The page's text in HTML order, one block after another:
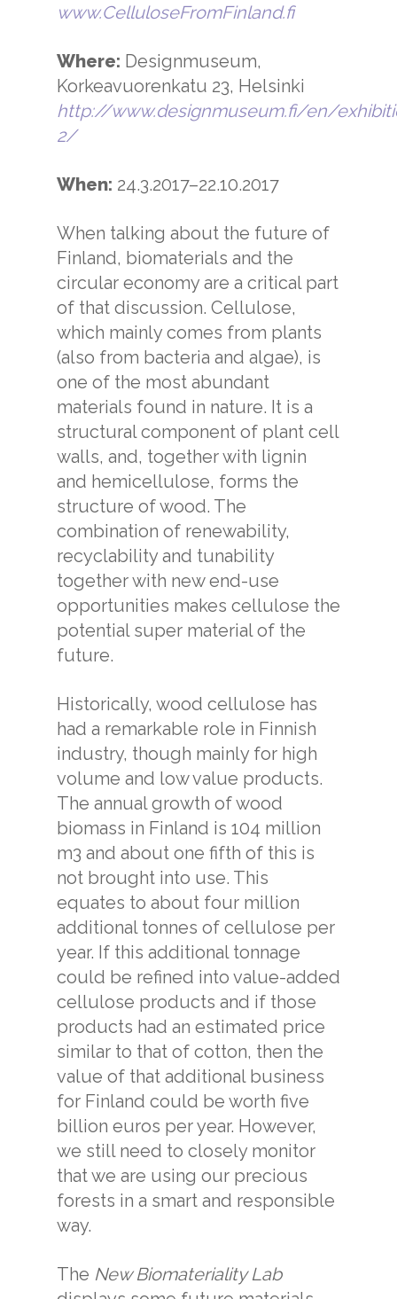
www.CelluloseFromFinland.fi
Where: Designmuseum,
Korkeavuorenkatu 23, Helsinki
http://www.designmuseum.fi/en/
2/
When: 24.3.2017–22.10.2017
When talking about the future of
Finland, biomaterials and the
circular economy are a critical part
of that discussion. Cellulose,
which mainly comes from plants
(also from bacteria and algae), is
one of the most abundant
materials found in nature. It is a
structural component of plant cell
walls, and, together with lignin
and hemicellulose, forms the
structure of wood. The
combination of renewability,
recyclability and tunability
together with new end-use
opportunities makes cellulose the
potential super material of the
future.
Historically, wood cellulose has
had a remarkable role in Finnish
industry, though mainly for high
volume and low value products.
The annual growth of wood
biomass in Finland is 104 million
m3 and about one fifth of this is
not brought into use. This
equates to about four million
additional tonnes of cellulose per
year. If this additional tonnage
could be refined into value-added
cellulose products and if those
products had an estimated price
similar to that of cotton, then the
value of that additional business
for Finland could be worth five
billion euros per year. However,
we still need to closely monitor
that we are using our precious
forests in a smart and responsible
way.
The New Biomateriality Lab